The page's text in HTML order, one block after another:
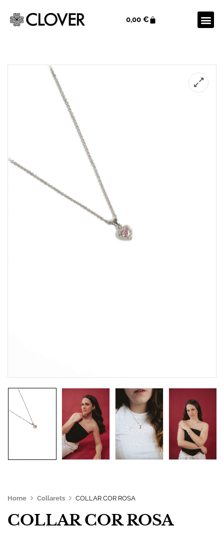
0,00 €
Home Collarets COLLAR COR ROSA
COLLAR COR ROSA